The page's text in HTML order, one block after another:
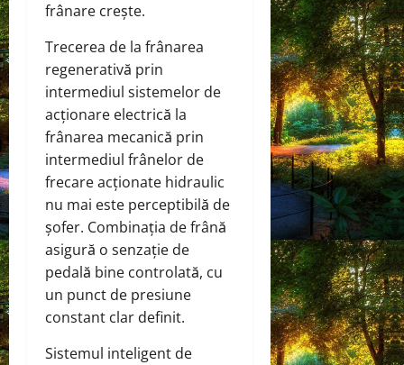
frânare crește.
Trecerea de la frânarea
regenerativă prin
intermediul sistemelor de
acționare electrică la
frânarea mecanică prin
intermediul frânelor de
frecare acționate hidraulic
nu mai este perceptibilă de
șofer. Combinația de frână
asigură o senzație de
pedală bine controlată, cu
un punct de presiune
constant clar definit.
Sistemul inteligent de